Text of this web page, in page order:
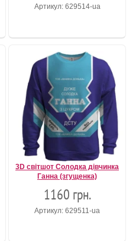
Артикул: 629514-ua
3D світшот Солодка дівчинка
Ганна (згущенка)
1160 грн.
Артикул: 629511-ua